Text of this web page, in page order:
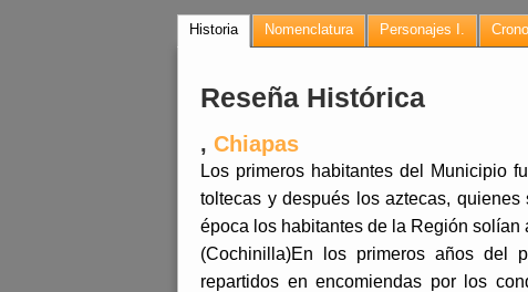
Historia Nomenclatura Personajes I.
Reseña Histórica
, Chiapas
Los primeros habitantes del Municipio
toltecas y después los aztecas,
época los habitantes de la Región
(Cochinilla)En los primeros años del
repartidos en encomiendas por los